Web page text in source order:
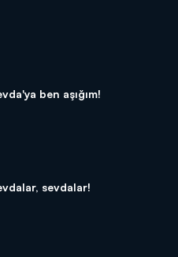
ben aşığım!
sevdalar!